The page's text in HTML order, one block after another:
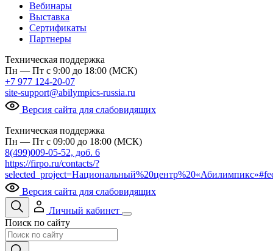
Вебинары
Выставка
Сертификаты
Партнеры
Техническая поддержка
Пн — Пт с 9:00 до 18:00 (МСК)
+7 977 124-20-07
site-support@abilympics-russia.ru
Версия сайта для слабовидящих
Техническая поддержка
Пн — Пт с 09:00 до 18:00 (МСК)
8(499)009-05-52, доб. 6
https://firpo.ru/contacts/?
Версия сайта для слабовидящих
Личный кабинет
Поиск по сайту